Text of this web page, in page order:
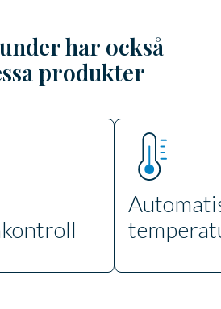
har också
produkter